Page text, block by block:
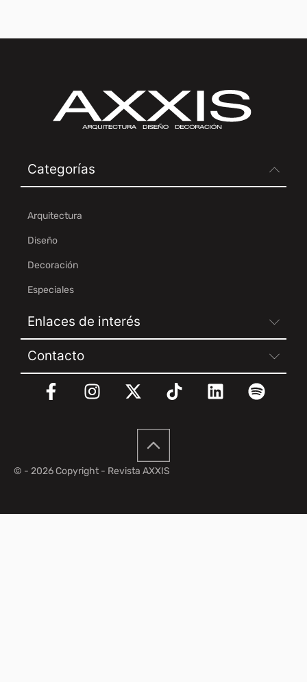
Categorías
Arquitectura
Diseño
Decoración
Especiales
Enlaces de interés
Contacto
© - 2026 Copyright - Revista AXXIS